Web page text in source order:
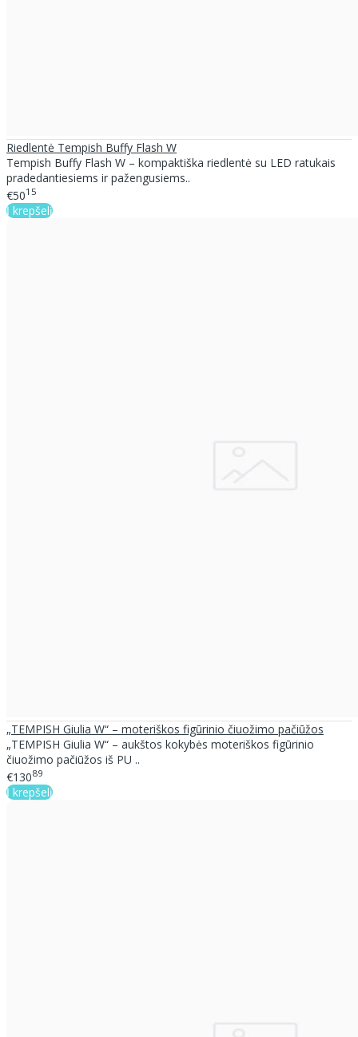
Riedlentė Tempish Buffy Flash W
Tempish Buffy Flash W – kompaktiška riedlentė su LED ratukais
pradedantiesiems ir pažengusiems..
€5015
Į krepšelį
„TEMPISH Giulia W“ – moteriškos figūrinio čiuožimo pačiūžos
„TEMPISH Giulia W“ – aukštos kokybės moteriškos figūrinio
čiuožimo pačiūžos iš PU ..
€13089
Į krepšelį